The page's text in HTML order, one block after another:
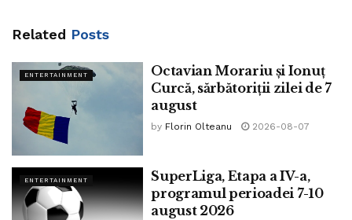
Related Posts
ENTERTAINMENT
Octavian Morariu și Ionuț
Curcă, sărbătoriții zilei de 7
august
by Florin Olteanu 2026-08-07
ENTERTAINMENT
SuperLiga, Etapa a IV-a,
programul perioadei 7-10
august 2026